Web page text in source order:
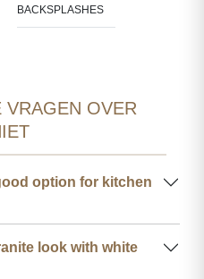
BACKSPLASHES
VRAGEN OVER
option for kitchen
look with white